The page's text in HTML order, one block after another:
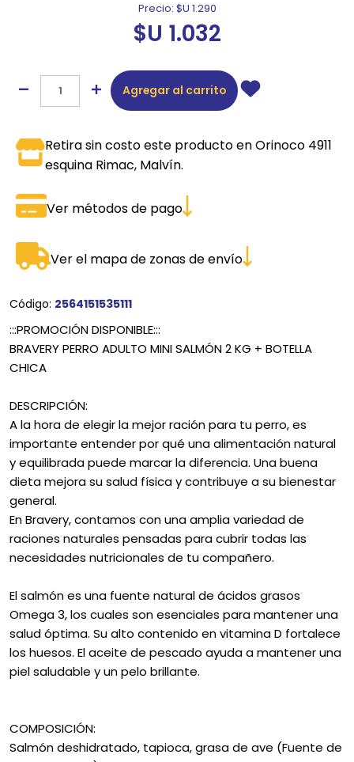
Precio: $U 1.290
$U 1.032
Agregar al carrito
Retira sin costo este producto en Orinoco 4911
esquina Rimac, Malvín.
Ver métodos de pago
Ver el mapa de zonas de envío
Código: 2564151535111
:::PROMOCIÓN DISPONIBLE:::
BRAVERY PERRO ADULTO MINI SALMÓN 2 KG + BOTELLA
CHICA
DESCRIPCIÓN:
A la hora de elegir la mejor ración para tu perro, es
importante entender por qué una alimentación natural
y equilibrada puede marcar la diferencia. Una buena
dieta mejora su salud física y contribuye a su bienestar
general.
En Bravery, contamos con una amplia variedad de
raciones naturales pensadas para cubrir todas las
necesidades nutricionales de tu compañero.
El salmón es una fuente natural de ácidos grasos
Omega 3, los cuales son esenciales para mantener una
salud óptima. Su alto contenido en vitamina D fortalece
los huesos. El aceite de pescado ayuda a mantener una
piel saludable y un pelo brillante.
COMPOSICIÓN:
Salmón deshidratado, tapioca, grasa de ave (Fuente de